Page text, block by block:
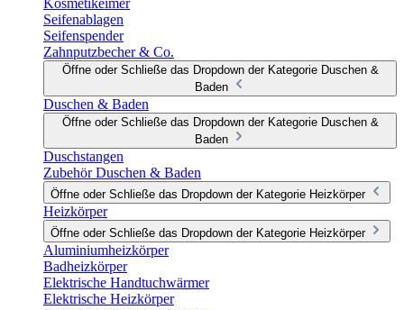
Kosmetikeimer
Seifenablagen
Seifenspender
Zahnputzbecher & Co.
Öffne oder Schließe das Dropdown der Kategorie Duschen &
Baden
Duschen & Baden
Öffne oder Schließe das Dropdown der Kategorie Duschen &
Baden
Duschstangen
Zubehör Duschen & Baden
Öffne oder Schließe das Dropdown der Kategorie Heizkörper
Heizkörper
Öffne oder Schließe das Dropdown der Kategorie Heizkörper
Aluminiumheizkörper
Badheizkörper
Elektrische Handtuchwärmer
Elektrische Heizkörper